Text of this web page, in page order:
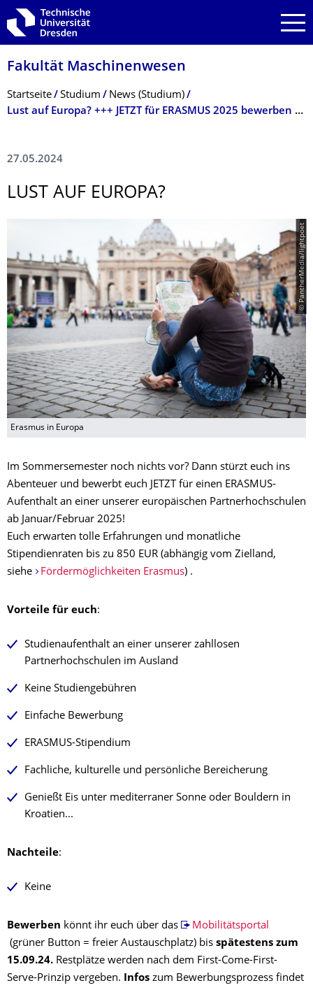
Zur Hauptnavigation springen
Zur Suche springen
Zum Inhalt springen
Fakultät Maschinenwesen
Breadcrumb-Menü
Startseite Studium
News (Studium)
Lust auf Europa? +++ JETZT für ERASMUS 2025 bewerben +++
27.05.2024
LUST AUF EUROPA?
© PantherMedia/lightpoet
Erasmus in Europa
Im Sommersemester noch nichts vor? Dann stürzt euch ins
Abenteuer und bewerbt euch JETZT für einen ERASMUS-
Aufenthalt an einer unserer europäischen Partnerhochschulen
ab Januar/Februar 2025!
Euch erwarten tolle Erfahrungen und monatliche
Stipendienraten bis zu 850 EUR (abhängig vom Zielland,
siehe
Fördermöglichkeiten Erasmus) .
Vorteile für euch:
Studienaufenthalt an einer unserer zahllosen
Partnerhochschulen im Ausland
Keine Studiengebühren
Einfache Bewerbung
ERASMUS-Stipendium
Fachliche, kulturelle und persönliche Bereicherung
Genießt Eis unter mediterraner Sonne oder Bouldern in
Kroatien...
Nachteile:
Keine
Bewerben könnt ihr euch über das
Mobilitätsportal
(grüner Button = freier Austauschplatz) bis spätestens zum
15.09.24. Restplätze werden nach dem First-Come-First-
Serve-Prinzip vergeben. Infos zum Bewerbungsprozess findet